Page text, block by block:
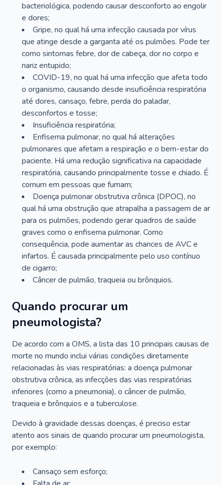
bacteriológica, podendo causar desconforto ao engolir
e dores;
Gripe, no qual há uma infecção causada por vírus
que atinge desde a garganta até os pulmões. Pode ter
como sintomas febre, dor de cabeça, dor no corpo e
nariz entupido;
COVID-19, no qual há uma infecção que afeta todo
o organismo, causando desde insuficiência respiratória
até dores, cansaço, febre, perda do paladar,
desconfortos e tosse;
Insuficiência respiratória;
Enfisema pulmonar, no qual há alterações
pulmonares que afetam a respiração e o bem-estar do
paciente. Há uma redução significativa na capacidade
respiratória, causando principalmente tosse e chiado. É
comum em pessoas que fumam;
Doença pulmonar obstrutiva crônica (DPOC), no
qual há uma obstrução que atrapalha a passagem de ar
para os pulmões, podendo gerar quadros de saúde
graves como o enfisema pulmonar. Como
consequência, pode aumentar as chances de AVC e
infartos. É causada principalmente pelo uso contínuo
de cigarro;
Câncer de pulmão, traqueia ou brônquios.
Quando procurar um
pneumologista?
De acordo com a OMS, a lista das 10 principais causas de
morte no mundo inclui várias condições diretamente
relacionadas às vias respiratórias: a doença pulmonar
obstrutiva crônica, as infecções das vias respiratórias
inferiores (como a pneumonia), o câncer de pulmão,
traqueia e brônquios e a tuberculose.
Devido à gravidade dessas doenças, é preciso estar
atento aos sinais de quando procurar um pneumologista,
por exemplo:
Cansaço sem esforço;